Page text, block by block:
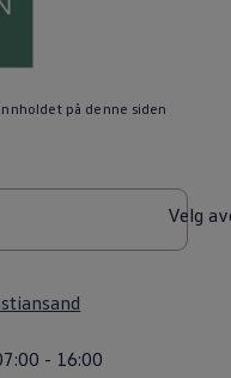
på denne siden
Velg
- 16:00